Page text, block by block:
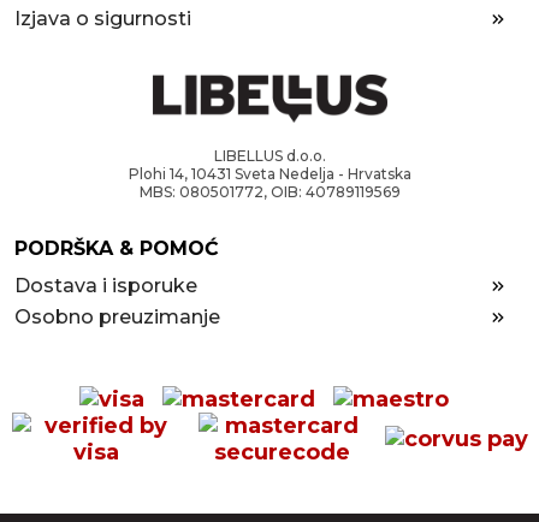
Izjava o sigurnosti
LIBELLUS d.o.o.
Plohi 14, 10431 Sveta Nedelja - Hrvatska
MBS: 080501772, OIB: 40789119569
PODRŠKA & POMOĆ
Dostava i isporuke
Osobno preuzimanje